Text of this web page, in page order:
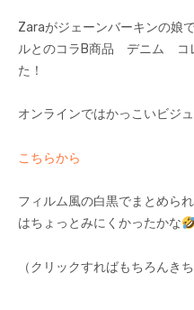
Zaraがジェーンバーキンの娘
ルとのコラB商品 デニム コ
た！
オンラインではかっこいビジ
こちらから
フィルム風の白黒でまとめら
はちょっとみにくかったかな
（クリックすればもちろんき